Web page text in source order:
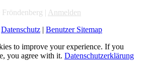
| Anmelden
Datenschutz | Benutzer Sitemap
to improve your experience. If you
you agree with it. Datenschutzerklärung